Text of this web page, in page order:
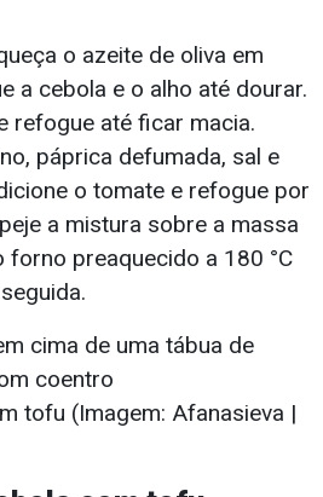
o azeite de oliva em
a cebola e o alho até dourar.
refogue até ficar macia.
páprica defumada, sal e
o tomate e refogue por
a mistura sobre a massa
forno preaquecido a 180 °C
tofu (Imagem: Afanasieva |